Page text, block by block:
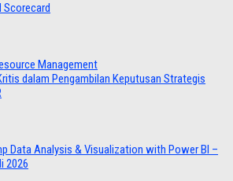
Scorecard
Management
dalam Pengambilan Keputusan Strategis
Data Analysis & Visualization with Power BI –
2026